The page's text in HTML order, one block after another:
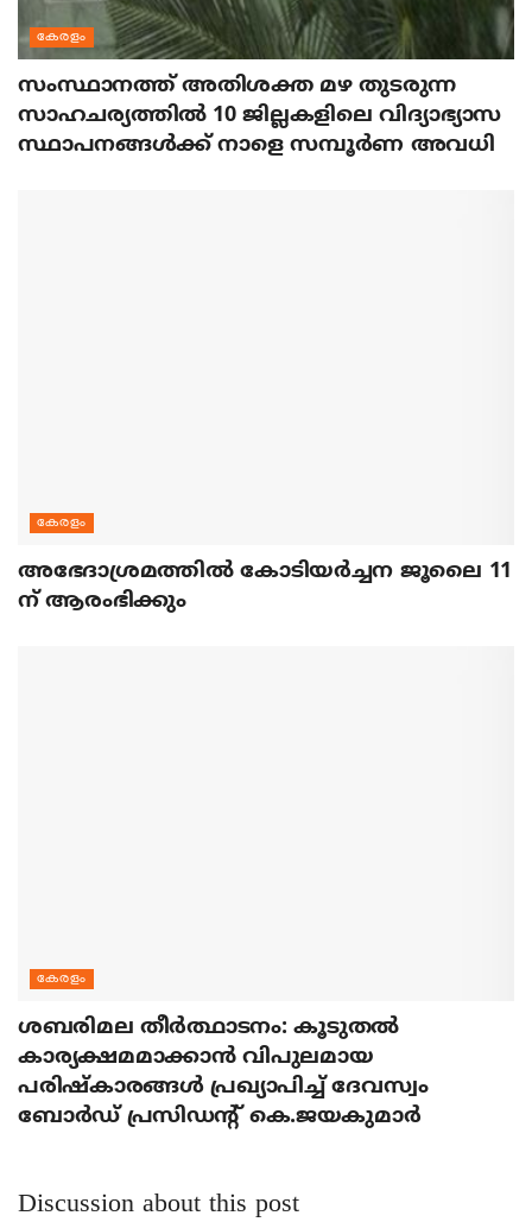
കേരളം
സംസ്ഥാനത്ത് അതിശക്ത മഴ തുടരുന്ന
സാഹചര്യത്തിൽ 10 ജില്ലകളിലെ വിദ്യാഭ്യാസ
സ്ഥാപനങ്ങൾക്ക് നാളെ സമ്പൂർണ അവധി
കേരളം
അഭേദാശ്രമത്തില്‍ കോടിയര്‍ച്ചന ജൂലൈ 11
ന് ആരംഭിക്കും
കേരളം
ശബരിമല തീര്‍ത്ഥാടനം: കൂടുതല്‍
കാര്യക്ഷമമാക്കാന്‍ വിപുലമായ
പരിഷ്‌കാരങ്ങള്‍ പ്രഖ്യാപിച്ച് ദേവസ്വം
ബോര്‍ഡ് പ്രസിഡന്റ് കെ.ജയകുമാര്‍
Discussion about this post